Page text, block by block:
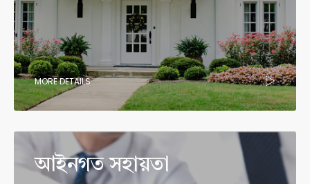
MORE DETAILS
আইনগত সহায়তা